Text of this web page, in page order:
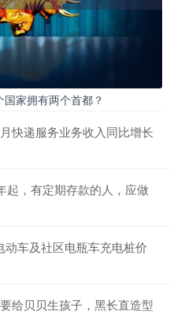
家拥有两个首都？
快递服务业务收入同比增长
起，有定期存款的人，应做
车及社区电瓶车充电桩价
给贝贝生孩子，黑长直造型